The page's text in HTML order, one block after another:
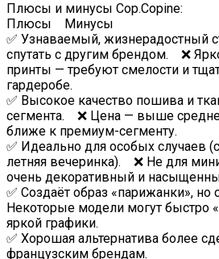
Плюсы и минусы Cop.Copine:
Плюсы Минусы
✅ Узнаваемый, жизнерадостный
спутать с другим брендом. ❌
принты — требуют смелости и
гардеробе.
✅ Высокое качество пошива и
сегмента. ❌ Цена — выше
ближе к премиум-сегменту.
✅ Идеально для особых случаев
летняя вечеринка). ❌ Не для
очень декоративный и
✅ Создаёт образ «парижанки»,
Некоторые модели могут быстро
яркой графики.
✅ Хорошая альтернатива более
французским брендам.